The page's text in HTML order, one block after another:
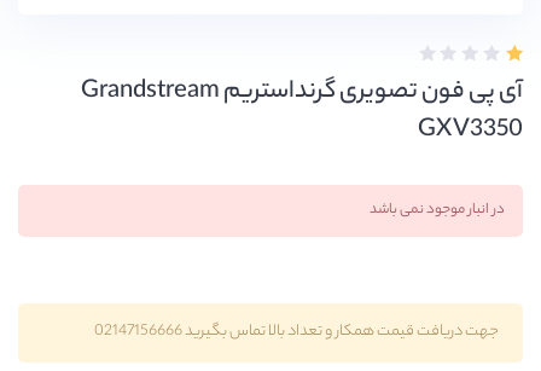
آی پی فون تصویری گرنداستریم Grandstream
GXV3350
در انبار موجود نمی باشد
جهت دریافت قیمت همکار و تعداد بالا تماس بگیرید 02147156666